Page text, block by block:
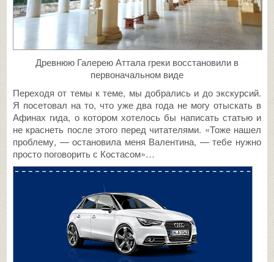
Древнюю Галерею Аттала греки восстановили в
первоначальном виде
Переходя от темы к теме, мы добрались и до экскурсий.
Я посетовал на то, что уже два года не могу отыскать в
Афинах гида, о котором хотелось бы написать статью и
не краснеть после этого перед читателями. «Тоже нашел
проблему, — остановила меня Валентина, — тебе нужно
просто поговорить с Костасом»…